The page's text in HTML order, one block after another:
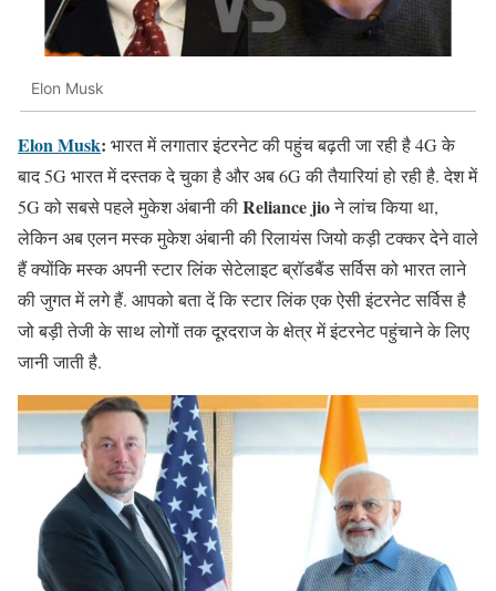
Elon Musk
Elon Musk: भारत में लगातार इंटरनेट की पहुंच बढ़ती जा रही है 4G के
बाद 5G भारत में दस्तक दे चुका है और अब 6G की तैयारियां हो रही है. देश में
5G को सबसे पहले मुकेश अंबानी कीReliance jioने लांच किया था,
लेकिन अब एलन मस्क मुकेश अंबानी की रिलायंस जियो कड़ी टक्कर देने वाले
हैं क्योंकि मस्क अपनी स्टार लिंक सेटेलाइट ब्रॉडबैंड सर्विस को भारत लाने
की जुगत में लगे हैं. आपको बता दें कि स्टार लिंक एक ऐसी इंटरनेट सर्विस है
जो बड़ी तेजी के साथ लोगों तक दूरदराज के क्षेत्र में इंटरनेट पहुंचाने के लिए
जानी जाती है.